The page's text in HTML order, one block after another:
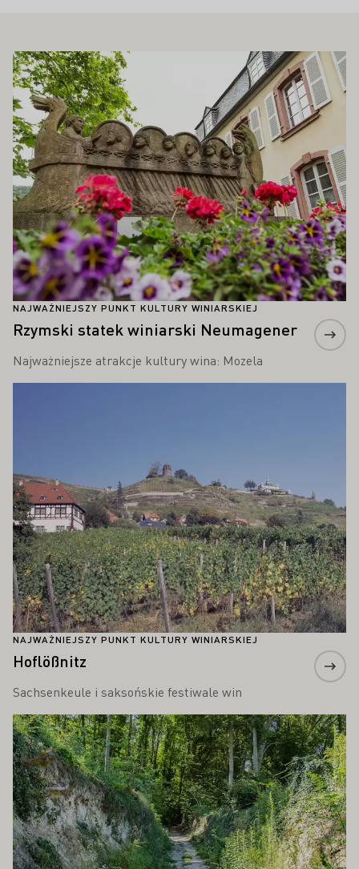
ZAINTERESOWAĆ
NAJWAŻNIEJSZY PUNKT KULTURY WINIARSKIEJ
Rzymski statek winiarski Neumagener
Najważniejsze atrakcje kultury wina: Mozela
Proszę dowiedzieć się więcej
NAJWAŻNIEJSZY PUNKT KULTURY WINIARSKIEJ
Hoflößnitz
Sachsenkeule i saksońskie festiwale win
Proszę dowiedzieć się więcej